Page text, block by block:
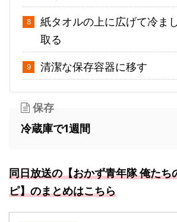
紙タオルの上に広げて冷ま
取る
清潔な保存容器に移す
保存
冷蔵庫で1週間
同日放送の【おかず青年隊 俺たち
ピ】のまとめはこちら